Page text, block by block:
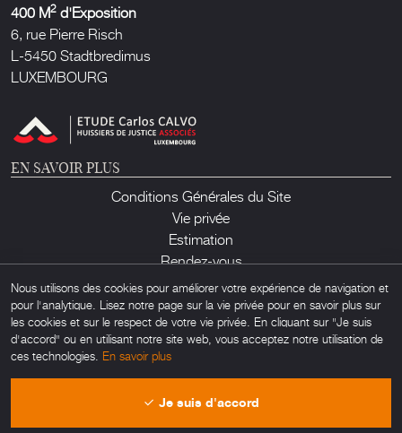
400 M2 d'Exposition
6, rue Pierre Risch
L-5450 Stadtbredimus
LUXEMBOURG
EN SAVOIR PLUS
Conditions Générales du Site
Vie privée
Estimation
Rendez-vous
Contact
matériel trouvé sur ce site est interdite. Powered by
Nous utilisons des cookies pour améliorer votre expérience de navigation et
pour l'analytique. Lisez notre page sur la vie privée pour en savoir plus sur
les cookies et sur le respect de votre vie privée. En cliquant sur "Je suis
d'accord" ou en utilisant notre site web, vous acceptez notre utilisation de
ces technologies. En savoir plus
Je suis d'accord